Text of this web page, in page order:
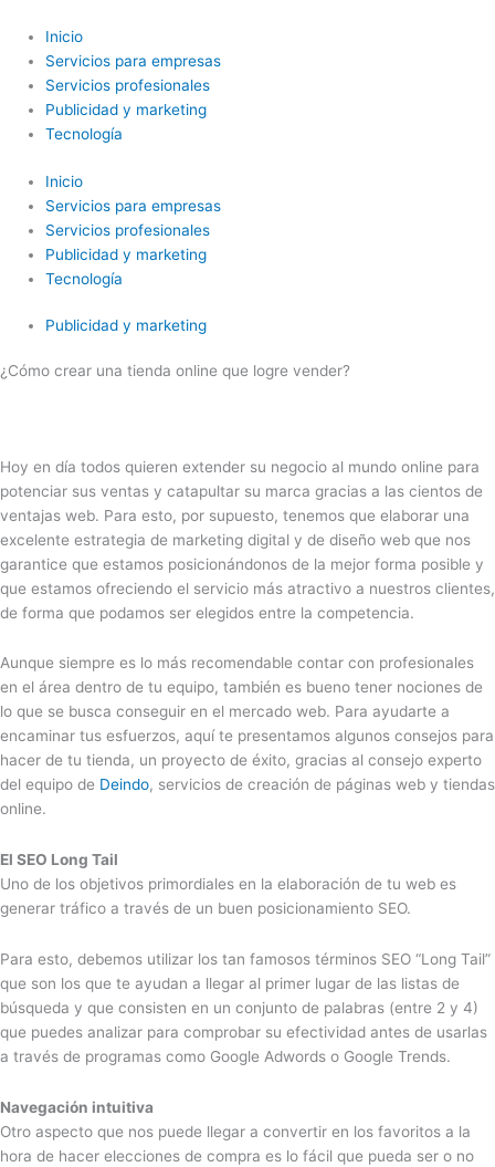
contenido
Inicio
Servicios para empresas
Servicios profesionales
Publicidad y marketing
Tecnología
Inicio
Servicios para empresas
Servicios profesionales
Publicidad y marketing
Tecnología
Publicidad y marketing
¿Cómo crear una tienda online que logre vender?
Hoy en día todos quieren extender su negocio al mundo online para
potenciar sus ventas y catapultar su marca gracias a las cientos de
ventajas web. Para esto, por supuesto, tenemos que elaborar una
excelente estrategia de marketing digital y de diseño web que nos
garantice que estamos posicionándonos de la mejor forma posible y
que estamos ofreciendo el servicio más atractivo a nuestros clientes,
de forma que podamos ser elegidos entre la competencia.
Aunque siempre es lo más recomendable contar con profesionales
en el área dentro de tu equipo, también es bueno tener nociones de
lo que se busca conseguir en el mercado web. Para ayudarte a
encaminar tus esfuerzos, aquí te presentamos algunos consejos para
hacer de tu tienda, un proyecto de éxito, gracias al consejo experto
del equipo de Deindo, servicios de creación de páginas web y tiendas
online.
El SEO Long Tail
Uno de los objetivos primordiales en la elaboración de tu web es
generar tráfico a través de un buen posicionamiento SEO.
Para esto, debemos utilizar los tan famosos términos SEO “Long Tail”
que son los que te ayudan a llegar al primer lugar de las listas de
búsqueda y que consisten en un conjunto de palabras (entre 2 y 4)
que puedes analizar para comprobar su efectividad antes de usarlas
a través de programas como Google Adwords o Google Trends.
Navegación intuitiva
Otro aspecto que nos puede llegar a convertir en los favoritos a la
hora de hacer elecciones de compra es lo fácil que pueda ser o no